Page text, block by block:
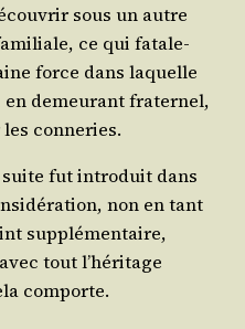
sous un autre
ce qui fata­le­
force dans laquelle
en demeu­rant fra­ter­nel,
conneries.
fut intro­duit dans
non en tant
sup­plé­men­taire,
tout l’hé­ri­tage
comporte.